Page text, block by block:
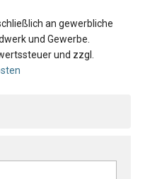
an gewerbliche
und Gewerbe.
und zzgl.